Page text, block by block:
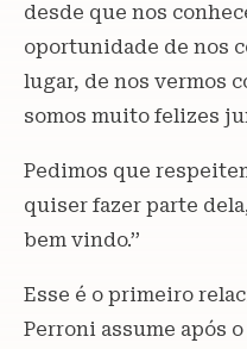
desde que nos
oportunidade de nos
lugar, de nos vermos
somos muito felizes
Pedimos que
quiser fazer parte
bem vindo.’’
Esse é o primeiro
Perroni assume após